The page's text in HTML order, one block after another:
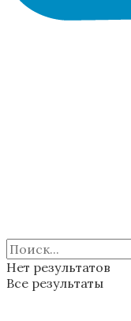
Нет результатов
Все результаты